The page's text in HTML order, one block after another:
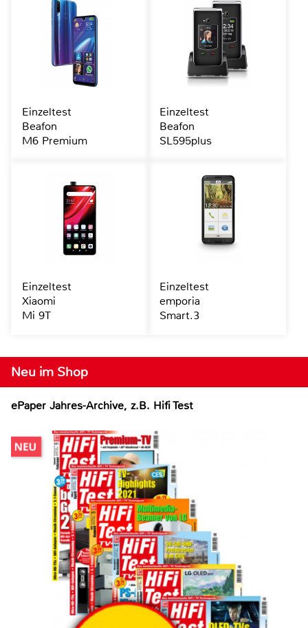
Neu im Shop
ePaper Jahres-Archive, z.B. Hifi Test
Einzeltest
Beafon
M6 Premium
Einzeltest
Beafon
SL595plus
Einzeltest
Xiaomi
Mi 9T
Einzeltest
emporia
Smart.3